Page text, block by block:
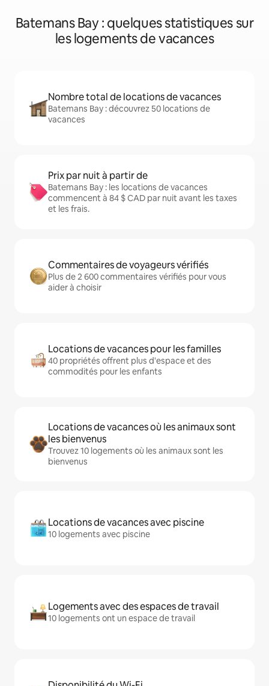
Batemans Bay : quelques statistiques sur
les logements de vacances
Nombre total de locations de vacances
Batemans Bay : découvrez 50 locations de
vacances
Prix par nuit à partir de
Batemans Bay : les locations de vacances
commencent à 84 $ CAD par nuit avant les taxes
et les frais.
Commentaires de voyageurs vérifiés
Plus de 2 600 commentaires vérifiés pour vous
aider à choisir
Locations de vacances pour les familles
40 propriétés offrent plus d'espace et des
commodités pour les enfants
Locations de vacances où les animaux sont
les bienvenus
Trouvez 10 logements où les animaux sont les
bienvenus
Locations de vacances avec piscine
10 logements avec piscine
Logements avec des espaces de travail
10 logements ont un espace de travail